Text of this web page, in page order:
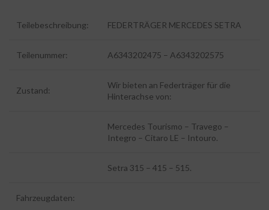
Teilebeschreibung: FEDERTRÄGER MERCEDES SETRA
Teilenummer: A6343202475 – A6343202575
Zustand:
Wir bieten an Federträger für die
Hinterachse von:
Mercedes Tourismo – Travego –
Integro – Citaro LE – Intouro.
Setra 315 – 415 – 515.
Fahrzeugdaten: